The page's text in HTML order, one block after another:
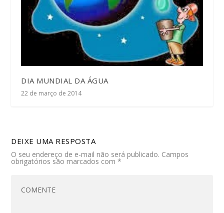
DIA MUNDIAL DA ÁGUA
22 de março de 2014
DEIXE UMA RESPOSTA
O seu endereço de e-mail não será publicado. Campos
obrigatórios são marcados com*